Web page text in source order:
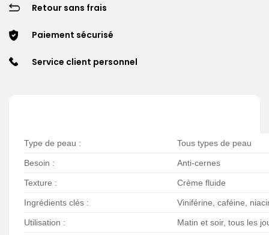
Retour sans frais
Paiement sécurisé
Service client personnel
Type de peau : Tous types de peau
Besoin : Anti-cernes
Texture : Crème fluide
Ingrédients clés : Viniférine, caféine,
Utilisation : Matin et soir, tous les